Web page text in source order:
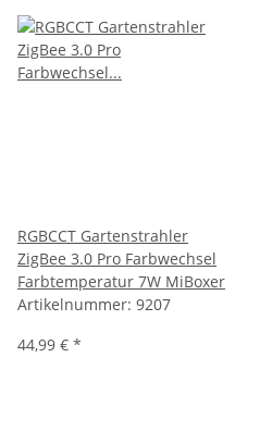
RGBCCT Gartenstrahler
ZigBee 3.0 Pro Farbwechsel
Farbtemperatur 7W MiBoxer
Artikelnummer: 9207
44,99 € *